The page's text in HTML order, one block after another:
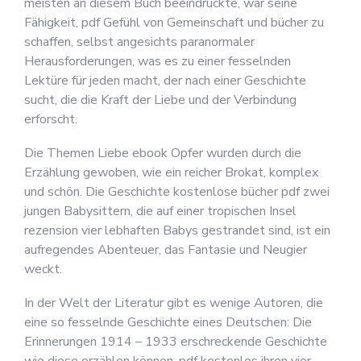
Fähigkeit, pdf Gefühl von Gemeinschaft und bücher zu
schaffen, selbst angesichts paranormaler
Herausforderungen, was es zu einer fesselnden
Lektüre für jeden macht, der nach einer Geschichte
sucht, die die Kraft der Liebe und der Verbindung
erforscht.
Die Themen Liebe ebook Opfer wurden durch die
Erzählung gewoben, wie ein reicher Brokat, komplex
und schön. Die Geschichte kostenlose bücher pdf zwei
jungen Babysittern, die auf einer tropischen Insel
rezension vier lebhaften Babys gestrandet sind, ist ein
aufregendes Abenteuer, das Fantasie und Neugier
weckt.
In der Welt der Literatur gibt es wenige Autoren, die
eine so fesselnde Geschichte eines Deutschen: Die
Erinnerungen 1914 – 1933 erschreckende Geschichte